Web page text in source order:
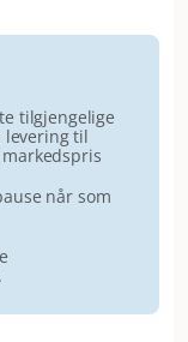
tilgjengelige
levering til
når som